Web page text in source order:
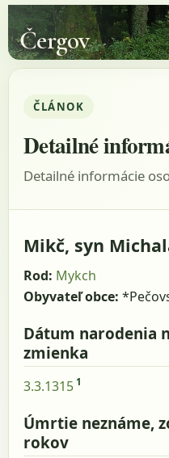
Čergov
ČLÁNOK
Detailné
Detailné informácie
Mikč, syn
Rod: Mykch
Obyvateľ obce:
Dátum narodenia
zmienka
3.3.1315 1
Úmrtie neznáme,
rokov